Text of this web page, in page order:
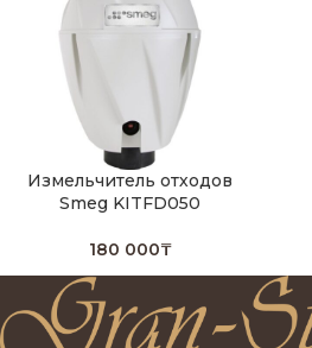
Измельчитель отходов
Smeg KITFD050
180 000₸